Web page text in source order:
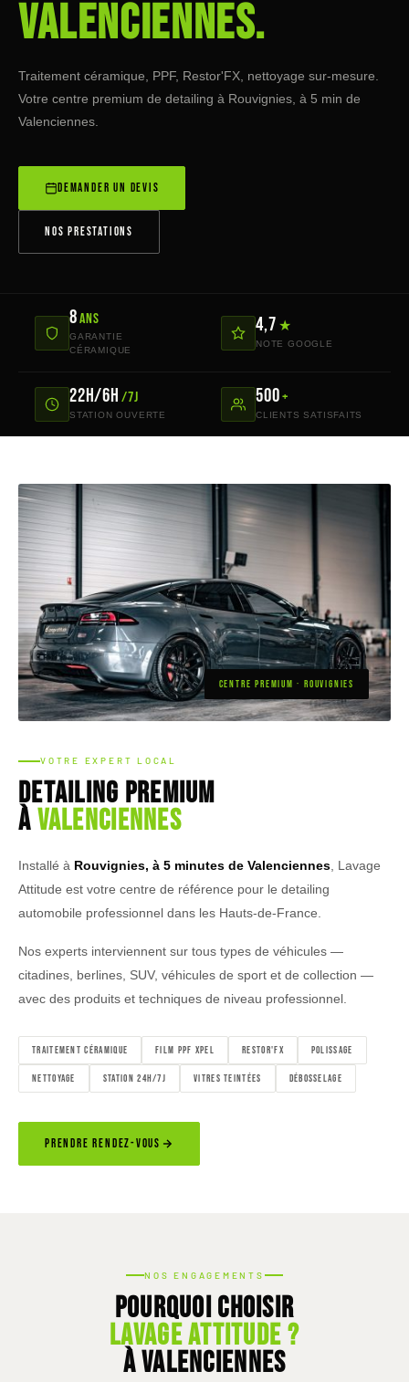
Valenciennes.
Traitement céramique, PPF, Restor'FX, nettoyage sur-mesure.
Votre centre premium de detailing à Rouvignies, à 5 min de
Valenciennes.
DEMANDER UN DEVIS
NOS PRESTATIONS
8ans
GARANTIE
CÉRAMIQUE
4,7 ★
NOTE GOOGLE
22h/6h /7j
STATION OUVERTE
500+
CLIENTS SATISFAITS
CENTRE PREMIUM · ROUVIGNIES
VOTRE EXPERT LOCAL
Detailing premium
àValenciennes
Installé à Rouvignies, à 5 minutes de Valenciennes , Lavage
Attitude est votre centre de référence pour le detailing
automobile professionnel dans les Hauts-de-France.
Nos experts interviennent sur tous types de véhicules —
citadines, berlines, SUV, véhicules de sport et de collection —
avec des produits et techniques de niveau professionnel.
TRAITEMENT CÉRAMIQUE FILM PPF XPEL RESTOR'FX POLISSAGE
NETTOYAGE STATION 24H/7J VITRES TEINTÉES DÉBOSSELAGE
PRENDRE RENDEZ-VOUS
NOS ENGAGEMENTS
Pourquoi choisir
Lavage Attitude ?
à Valenciennes